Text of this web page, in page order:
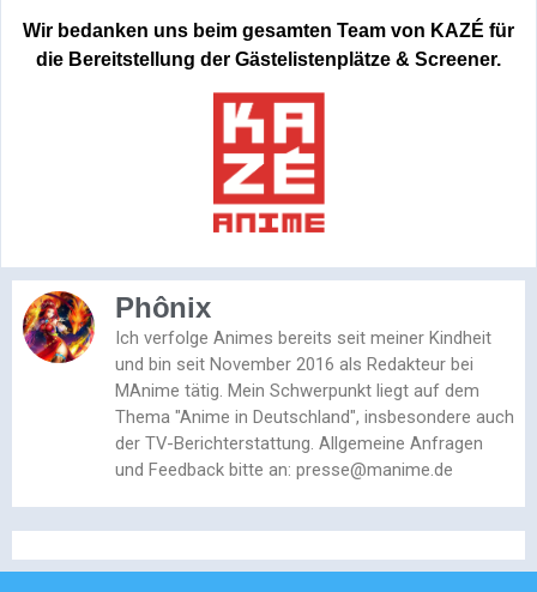
Wir bedanken uns beim gesamten Team von KAZÉ für
die Bereitstellung der Gästelistenplätze & Screener.
Phônix
Ich verfolge Animes bereits seit meiner Kindheit
und bin seit November 2016 als Redakteur bei
MAnime tätig. Mein Schwerpunkt liegt auf dem
Thema "Anime in Deutschland", insbesondere auch
der TV-Berichterstattung. Allgemeine Anfragen
und Feedback bitte an: presse@manime.de